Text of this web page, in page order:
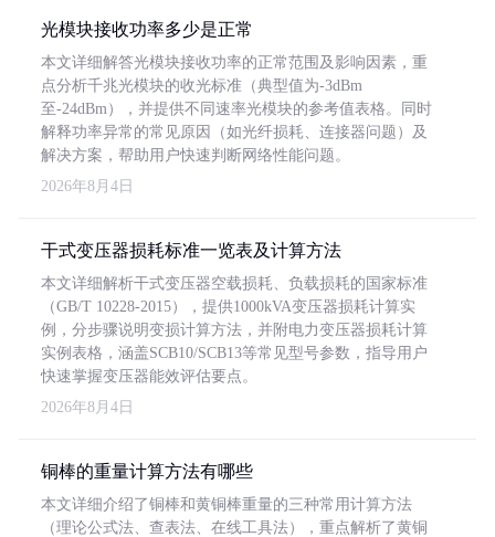
光模块接收功率多少是正常
本文详细解答光模块接收功率的正常范围及影响因素，重
点分析千兆光模块的收光标准（典型值为-3dBm
至-24dBm），并提供不同速率光模块的参考值表格。同时
解释功率异常的常见原因（如光纤损耗、连接器问题）及
解决方案，帮助用户快速判断网络性能问题。
2026年8月4日
干式变压器损耗标准一览表及计算方法
本文详细解析干式变压器空载损耗、负载损耗的国家标准
（GB/T 10228-2015），提供1000kVA变压器损耗计算实
例，分步骤说明变损计算方法，并附电力变压器损耗计算
实例表格，涵盖SCB10/SCB13等常见型号参数，指导用户
快速掌握变压器能效评估要点。
2026年8月4日
铜棒的重量计算方法有哪些
本文详细介绍了铜棒和黄铜棒重量的三种常用计算方法
（理论公式法、查表法、在线工具法），重点解析了黄铜